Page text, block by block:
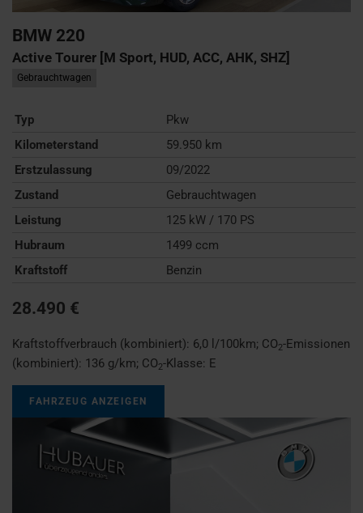
BMW 220
Active Tourer [M Sport, HUD, ACC, AHK, SHZ]
Gebrauchtwagen
Typ
Pkw
Kilometerstand
59.950 km
Erstzulassung
09/2022
Zustand
Gebrauchtwagen
Leistung
125 kW / 170 PS
Hubraum
1499 ccm
Kraftstoff
Benzin
28.490 €
Kraftstoffverbrauch (kombiniert): 6,0 l/100km; CO2-Emissionen
(kombiniert): 136 g/km; CO2-Klasse: E
FAHRZEUG ANZEIGEN